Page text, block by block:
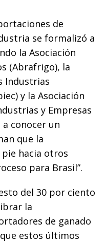
de
se formalizó a
la Asociación
(Abrafrigo), la
Industrias
y la Asociación
y Empresas
a conocer un
que la
hacia otros
para Brasil”.
del 30 por ciento
la
de ganado
estos últimos